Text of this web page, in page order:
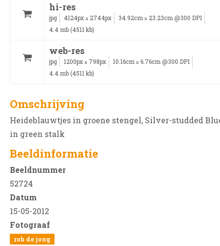
hi-res
jpg 4124px x 2744px 34.92cm x 23.23cm @300 DPI
4.4 mb (4511 kb)
web-res
jpg 1200px x 798px 10.16cm x 6.76cm @300 DPI
4.4 mb (4511 kb)
Omschrijving
Heideblauwtjes in groene stengel, Silver-studded
in green stalk
Beeldinformatie
Beeldnummer
52724
Datum
15-05-2012
Fotograaf
rob de jong